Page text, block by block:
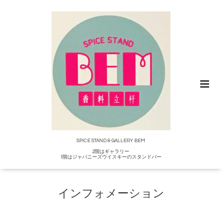
SPICE STAND & GALLERY BEM
2階はギャラリー
1階はジャパニーズウイスキーのスタンドバー
インフォメーション